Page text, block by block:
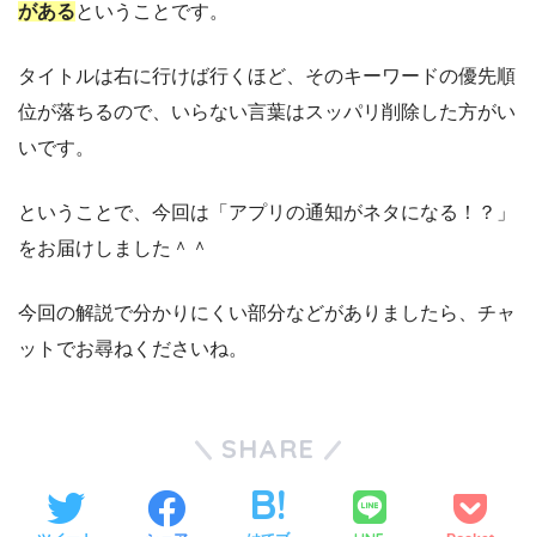
があるということです。
タイトルは右に行けば行くほど、そのキーワードの優先順
位が落ちるので、いらない言葉はスッパリ削除した方がい
いです。
ということで、今回は「アプリの通知がネタになる！？」
をお届けしました＾＾
今回の解説で分かりにくい部分などがありましたら、チャ
ットでお尋ねくださいね。
SHARE